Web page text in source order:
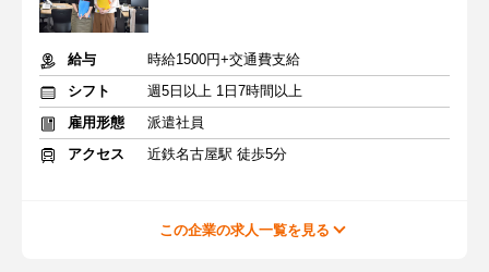
給与
時給1500円+交通費支給
シフト
週5日以上 1日7時間以上
雇用形態
派遣社員
アクセス
近鉄名古屋駅 徒歩5分
この企業の求人一覧を見る